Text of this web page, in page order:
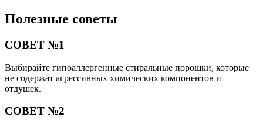
Полезные советы
СОВЕТ №1
Выбирайте гипоаллергенные стиральные порошки, которые
не содержат агрессивных химических компонентов и
отдушек.
СОВЕТ №2